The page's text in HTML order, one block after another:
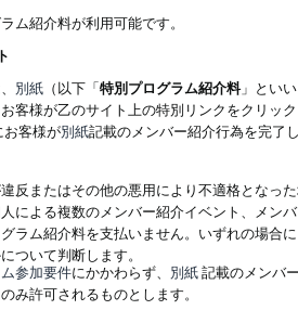
ム紹介料が利用可能です。
別紙 （以下「特別プログラム紹介料」とい
客様が乙のサイト上の特別リンクをクリッ
お客様が別紙記載のメンバー紹介行為を完了
反またはその他の悪用により不適格となっ
による複数のメンバー紹介イベント、メン
ラム紹介料を支払いません。いずれの場合
ついて判断します。
参加要件にかかわらず、 別紙記載のメンバ
み許可されるものとします。